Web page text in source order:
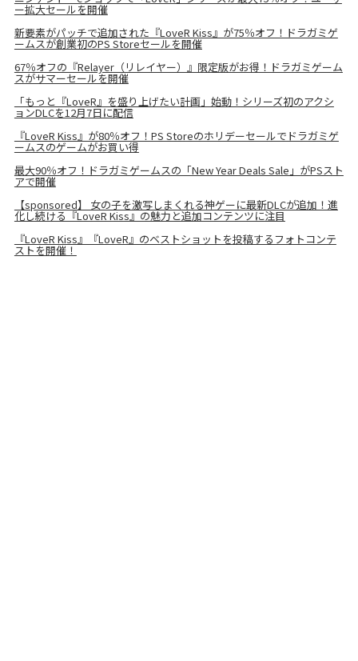
ー拡大セールを開催
新要素がパッチで追加された『LoveR Kiss』が75％オフ！ドラガミゲ
ームスが創業初のPS Storeセールを開催
67％オフの『Relayer（リレイヤー）』限定版がお得！ドラガミゲーム
スがサマーセールを開催
「もっと『LoveR』を盛り上げたい計画」始動！シリーズ初のアクシ
ョンDLCを12月7日に配信
『LoveR Kiss』が80％オフ！PS Storeのホリデーセールでドラガミゲ
ームスのゲームがお買い得
最大90％オフ！ドラガミゲームスの「New Year Deals Sale」がPSスト
アで開催
【sponsored】 女の子を激写しまくれる神ゲーに最新DLCが追加！進
化し続ける『LoveR Kiss』の魅力と追加コンテンツに注目
『LoveR Kiss』『LoveR』のベストショットを投稿するフォトコンテ
ストを開催！